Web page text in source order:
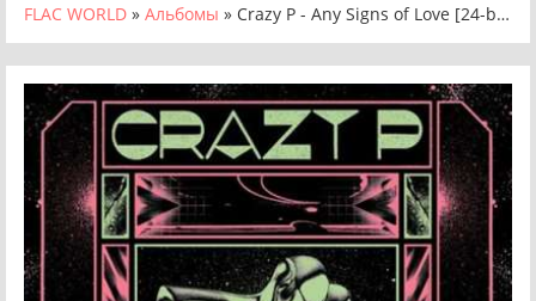
FLAC WORLD » Альбомы » Crazy P - Any Signs of Love [24-bit Hi-Res] (2024) FLAC